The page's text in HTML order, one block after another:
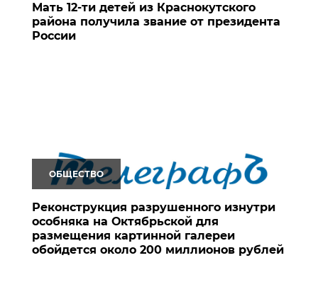
Мать 12-ти детей из Краснокутского
района получила звание от президента
России
ОБЩЕСТВО
Реконструкция разрушенного изнутри
особняка на Октябрьской для
размещения картинной галереи
обойдется около 200 миллионов рублей